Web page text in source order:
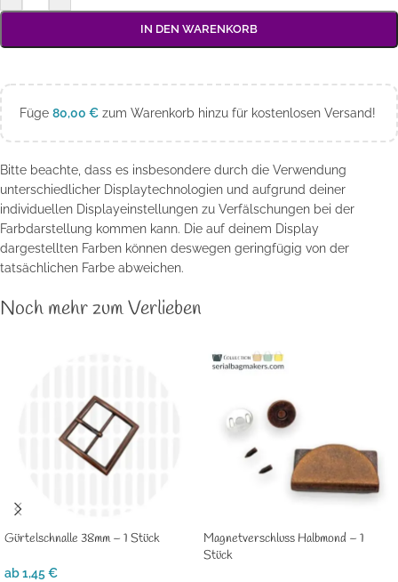
IN DEN WARENKORB
Füge 80,00 € zum Warenkorb hinzu für kostenlosen Versand!
Bitte beachte, dass es insbesondere durch die Verwendung
unterschiedlicher Displaytechnologien und aufgrund deiner
individuellen Displayeinstellungen zu Verfälschungen bei der
Farbdarstellung kommen kann. Die auf deinem Display
dargestellten Farben können deswegen geringfügig von der
tatsächlichen Farbe abweichen.
Noch mehr zum Verlieben
Gürtelschnalle 38mm – 1 Stück
ab1,45€
Magnetverschluss Halbmond – 1
Stück